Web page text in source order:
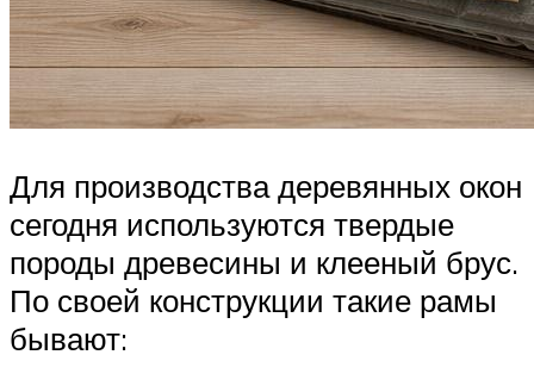
Для производства деревянных окон
сегодня используются твердые
породы древесины и клееный брус.
По своей конструкции такие рамы
бывают: